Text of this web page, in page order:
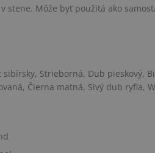
Môže byť použitá ako
Strieborná, Dub
Čierna matná, Sivý dub